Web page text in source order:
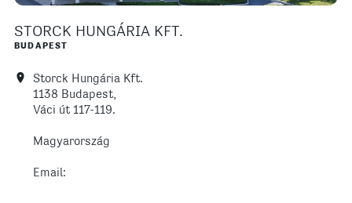
STORCK HUNGÁRIA KFT.
BUDAPEST
Storck Hungária Kft.
1138 Budapest,
Váci út 117-119.
Magyarország
Email: